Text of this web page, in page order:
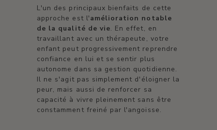
L'un des principaux bienfaits de cette
approche est l'amélioration notable
de la qualité de vie. En effet, en
travaillant avec un thérapeute, votre
enfant peut progressivement reprendre
confiance en lui et se sentir plus
autonome dans sa gestion quotidienne.
Il ne s'agit pas simplement d'éloigner la
peur, mais aussi de renforcer sa
capacité à vivre pleinement sans être
constamment freiné par l'angoisse.